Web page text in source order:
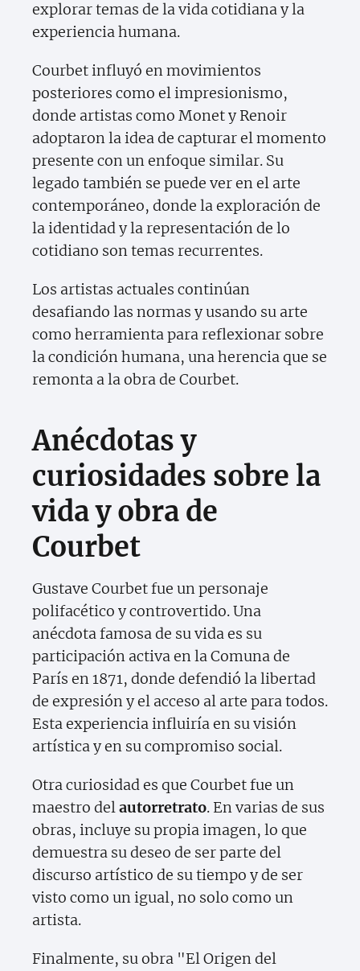
explorar temas de la vida cotidiana y la
experiencia humana.
Courbet influyó en movimientos
posteriores como el impresionismo,
donde artistas como Monet y Renoir
adoptaron la idea de capturar el momento
presente con un enfoque similar. Su
legado también se puede ver en el arte
contemporáneo, donde la exploración de
la identidad y la representación de lo
cotidiano son temas recurrentes.
Los artistas actuales continúan
desafiando las normas y usando su arte
como herramienta para reflexionar sobre
la condición humana, una herencia que se
remonta a la obra de Courbet.
Anécdotas y
curiosidades sobre la
vida y obra de
Courbet
Gustave Courbet fue un personaje
polifacético y controvertido. Una
anécdota famosa de su vida es su
participación activa en la Comuna de
París en 1871, donde defendió la libertad
de expresión y el acceso al arte para todos.
Esta experiencia influiría en su visión
artística y en su compromiso social.
Otra curiosidad es que Courbet fue un
maestro delautorretrato. En varias de sus
obras, incluye su propia imagen, lo que
demuestra su deseo de ser parte del
discurso artístico de su tiempo y de ser
visto como un igual, no solo como un
artista.
Finalmente, su obra "El Origen del